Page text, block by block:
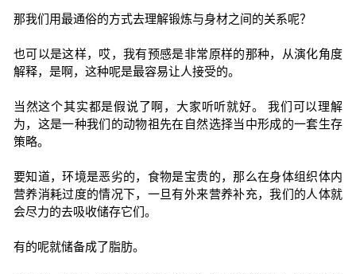
那我们用最通俗的方式去理解锻炼与身材之间的关系呢？
也可以是这样，哎，我有预感是非常原样的那种，从演化角度
解释，是啊，这种呢是最容易让人接受的。
当然这个其实都是假说了啊，大家听听就好。 我们可以理解
为，这是一种我们的动物祖先在自然选择当中形成的一套生存
策略。
要知道，环境是恶劣的，食物是宝贵的，那么在身体组织体内
营养消耗过度的情况下，一旦有外来营养补充，我们的人体就
会尽力的去吸收储存它们。
有的呢就储备成了脂肪。